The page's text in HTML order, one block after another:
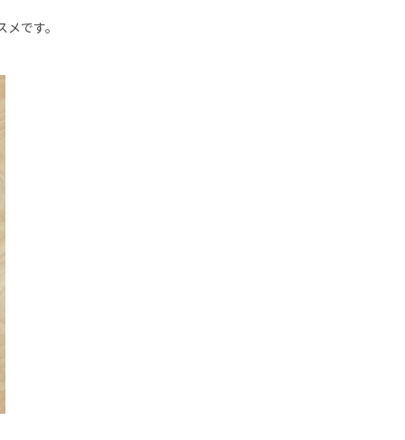
です。